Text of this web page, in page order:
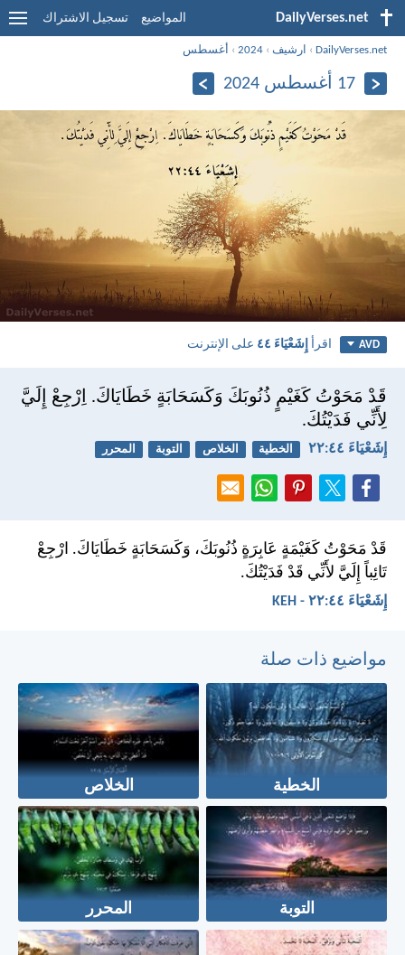
DailyVerses.net المواضيع تسجيل الاشتراك
DailyVerses.net
› ارشيف ›
2024
› أغسطس
17 أغسطس 2024
AVD اقرأ إِشَعْيَاءَ ٤٤ على الإنترنت
قَدْ مَحَوْتُ كَغَيْمٍ ذُنُوبَكَ وَكَسَحَابَةٍ خَطَايَاكَ. اِرْجِعْ إِلَيَّ
لِأَنِّي فَدَيْتُكَ.
إِشَعْيَاءَ ٤٤:‏٢٢ الخطية الخلاص التوبة المحرر
قَدْ مَحَوْتُ كَغَيْمَةٍ عَابِرَةٍ ذُنُوبَكَ، وَكَسَحَابَةٍ خَطَايَاكَ. ارْجِعْ
تَائِباً إِلَيَّ لأَنِّي قَدْ فَدَيْتُكَ.
إِشَعْيَاءَ ٤٤:‏٢٢ - KEH
مواضيع ذات صلة
الخطية الخلاص
التوبة المحرر